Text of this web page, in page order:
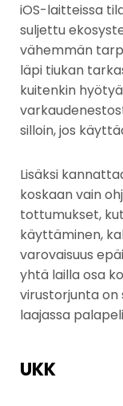
iOS-laitteissa
suljettu
vähemmän
läpi tiukan
kuitenkin
silloin, jos
Lisäksi
koskaan vain
tottumukset,
käyttäminen,
varovaisuus
yhtä lailla osa
virustorjunta on
laajassa
UKK